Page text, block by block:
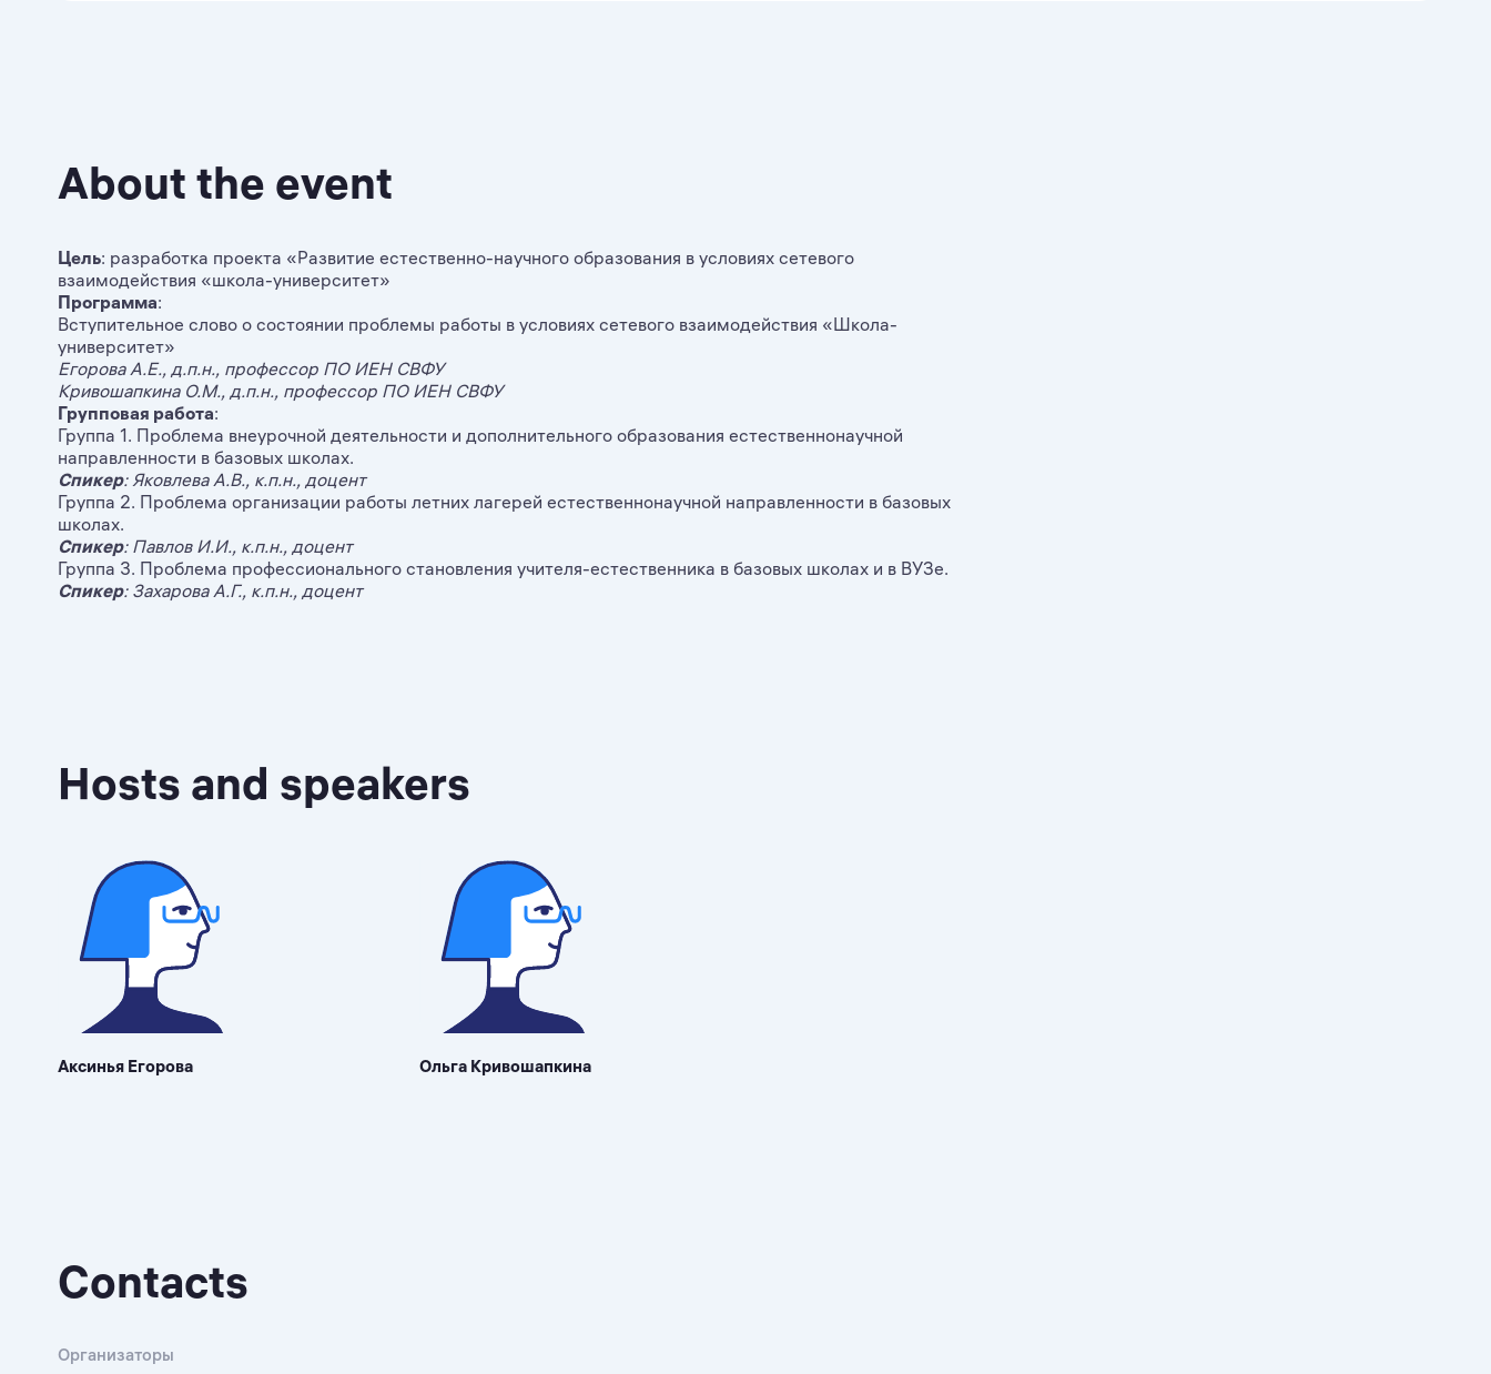
About the event
Цель: разработка проекта «Развитие естественно-научного образования в условиях сетевого
взаимодействия «школа-университет»
Программа:
Вступительное слово о состоянии проблемы работы в условиях сетевого взаимодействия «Школа-
университет»
Егорова А.Е., д.п.н., профессор ПО ИЕН СВФУ
Кривошапкина О.М., д.п.н., профессор ПО ИЕН СВФУ
Групповая работа:
Группа 1. Проблема внеурочной деятельности и дополнительного образования естественнонаучной
направленности в базовых школах.
Спикер: Яковлева А.В., к.п.н., доцент
Группа 2. Проблема организации работы летних лагерей естественнонаучной направленности в базовых
школах.
Спикер: Павлов И.И., к.п.н., доцент
Группа 3. Проблема профессионального становления учителя-естественника в базовых школах и в ВУЗе.
Спикер: Захарова А.Г., к.п.н., доцент
Hosts and speakers
Аксинья Егорова Ольга Кривошапкина
Contacts
Организаторы